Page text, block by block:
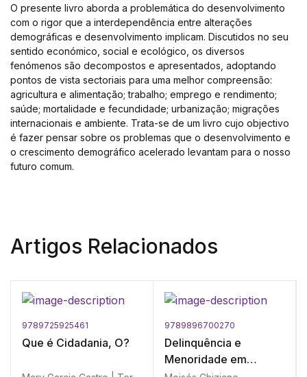
O presente livro aborda a problemática do desenvolvimento
com o rigor que a interdependência entre alterações
demográficas e desenvolvimento implicam. Discutidos no seu
sentido económico, social e ecológico, os diversos
fenómenos são decompostos e apresentados, adoptando
pontos de vista sectoriais para uma melhor compreensão:
agricultura e alimentação; trabalho; emprego e rendimento;
saúde; mortalidade e fecundidade; urbanização; migrações
internacionais e ambiente. Trata-se de um livro cujo objectivo
é fazer pensar sobre os problemas que o desenvolvimento e
o crescimento demográfico acelerado levantam para o nosso
futuro comum.
Artigos Relacionados
9789725925461
Que é Cidadania, O?
9789896700270
Delinquência e
Menoridade em